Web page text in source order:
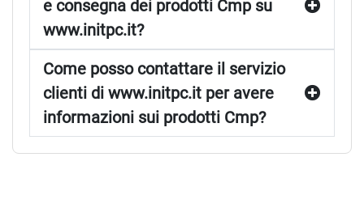
e consegna dei prodotti Cmp su
www.initpc.it?
Come posso contattare il servizio
clienti di www.initpc.it per avere
informazioni sui prodotti Cmp?